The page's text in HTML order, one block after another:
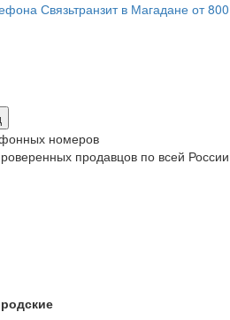
номеров
продавцов по всей России